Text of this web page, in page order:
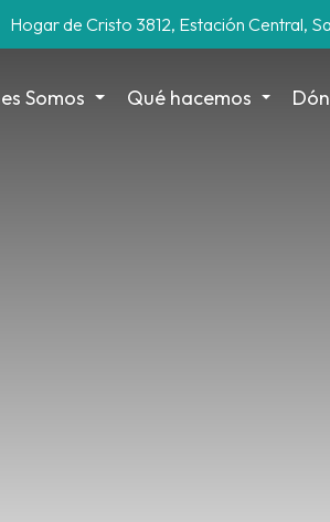
Hogar de Cristo 3812, Estación Central,
Somos Qué hacemos